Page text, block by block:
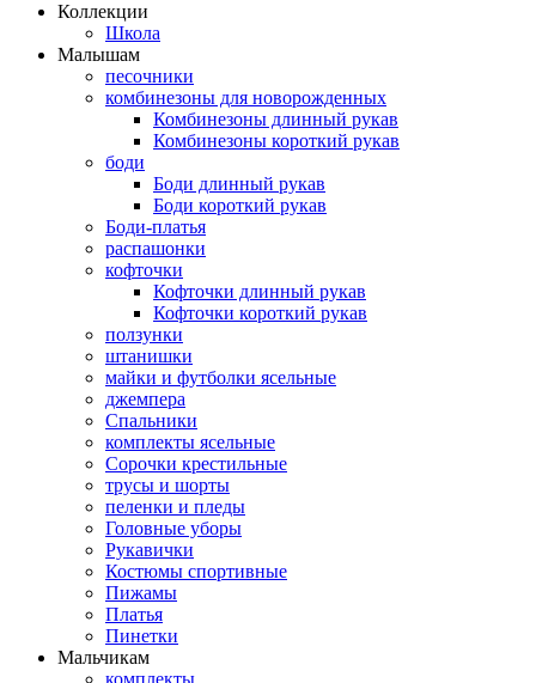
Коллекции
Школа
Малышам
песочники
комбинезоны для новорожденных
Комбинезоны длинный рукав
Комбинезоны короткий рукав
боди
Боди длинный рукав
Боди короткий рукав
Боди-платья
распашонки
кофточки
Кофточки длинный рукав
Кофточки короткий рукав
ползунки
штанишки
майки и футболки ясельные
джемпера
Спальники
комплекты ясельные
Сорочки крестильные
трусы и шорты
пеленки и пледы
Головные уборы
Рукавички
Костюмы спортивные
Пижамы
Платья
Пинетки
Мальчикам
комплекты